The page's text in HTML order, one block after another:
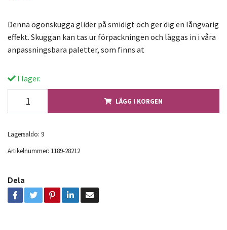
Denna ögonskugga glider på smidigt och ger dig en långvarig
effekt. Skuggan kan tas ur förpackningen och läggas in i våra
anpassningsbara paletter, som finns at
I lager.
LÄGG I KORGEN
Lagersaldo: 9
Artikelnummer: 1189-28212
Dela